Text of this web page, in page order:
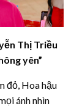
Thị Triều
yên”
đỏ, Hoa hậu
ánh nhìn